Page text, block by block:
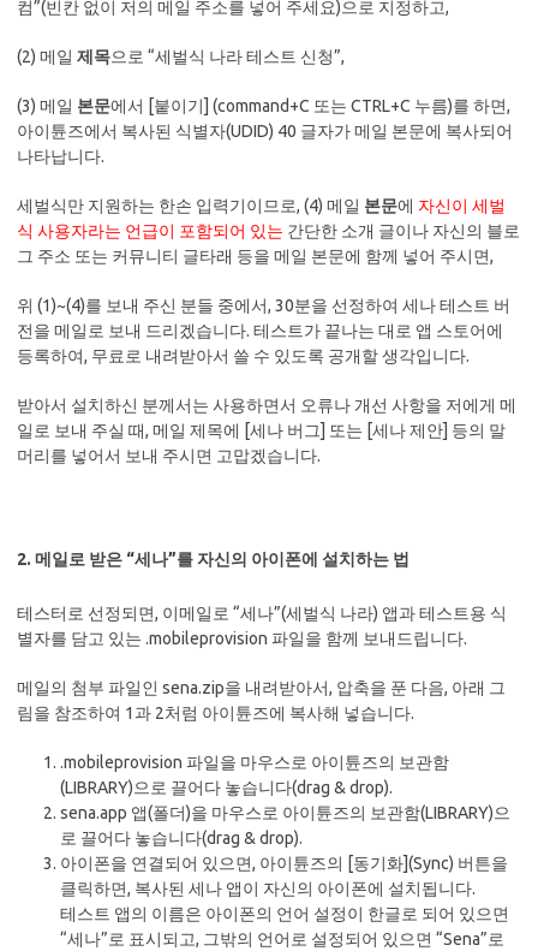
컴”(빈칸 없이 저의 메일 주소를 넣어 주세요)으로 지정하고,
(2) 메일 제목으로 “세벌식 나라 테스트 신청”,
(3) 메일 본문에서 [붙이기] (command+C 또는 CTRL+C 누름)를 하면,
아이튠즈에서 복사된 식별자(UDID) 40 글자가 메일 본문에 복사되어
나타납니다.
세벌식만 지원하는 한손 입력기이므로, (4) 메일 본문에 자신이 세벌
식 사용자라는 언급이 포함되어 있는 간단한 소개 글이나 자신의 블로
그 주소 또는 커뮤니티 글타래 등을 메일 본문에 함께 넣어 주시면,
위 (1)~(4)를 보내 주신 분들 중에서, 30분을 선정하여 세나 테스트 버
전을 메일로 보내 드리겠습니다. 테스트가 끝나는 대로 앱 스토어에
등록하여, 무료로 내려받아서 쓸 수 있도록 공개할 생각입니다.
받아서 설치하신 분께서는 사용하면서 오류나 개선 사항을 저에게 메
일로 보내 주실 때, 메일 제목에 [세나 버그] 또는 [세나 제안] 등의 말
머리를 넣어서 보내 주시면 고맙겠습니다.
2. 메일로 받은 “세나”를 자신의 아이폰에 설치하는 법
테스터로 선정되면, 이메일로 “세나”(세벌식 나라) 앱과 테스트용 식
별자를 담고 있는 .mobileprovision 파일을 함께 보내드립니다.
메일의 첨부 파일인 sena.zip을 내려받아서, 압축을 푼 다음, 아래 그
림을 참조하여 1과 2처럼 아이튠즈에 복사해 넣습니다.
.mobileprovision 파일을 마우스로 아이튠즈의 보관함
(LIBRARY)으로 끌어다 놓습니다(drag & drop).
sena.app 앱(폴더)을 마우스로 아이튠즈의 보관함(LIBRARY)으
로 끌어다 놓습니다(drag & drop).
아이폰을 연결되어 있으면, 아이튠즈의 [동기화](Sync) 버튼을
클릭하면, 복사된 세나 앱이 자신의 아이폰에 설치됩니다.
테스트 앱의 이름은 아이폰의 언어 설정이 한글로 되어 있으면
“세나”로 표시되고, 그밖의 언어로 설정되어 있으면 “Sena”로